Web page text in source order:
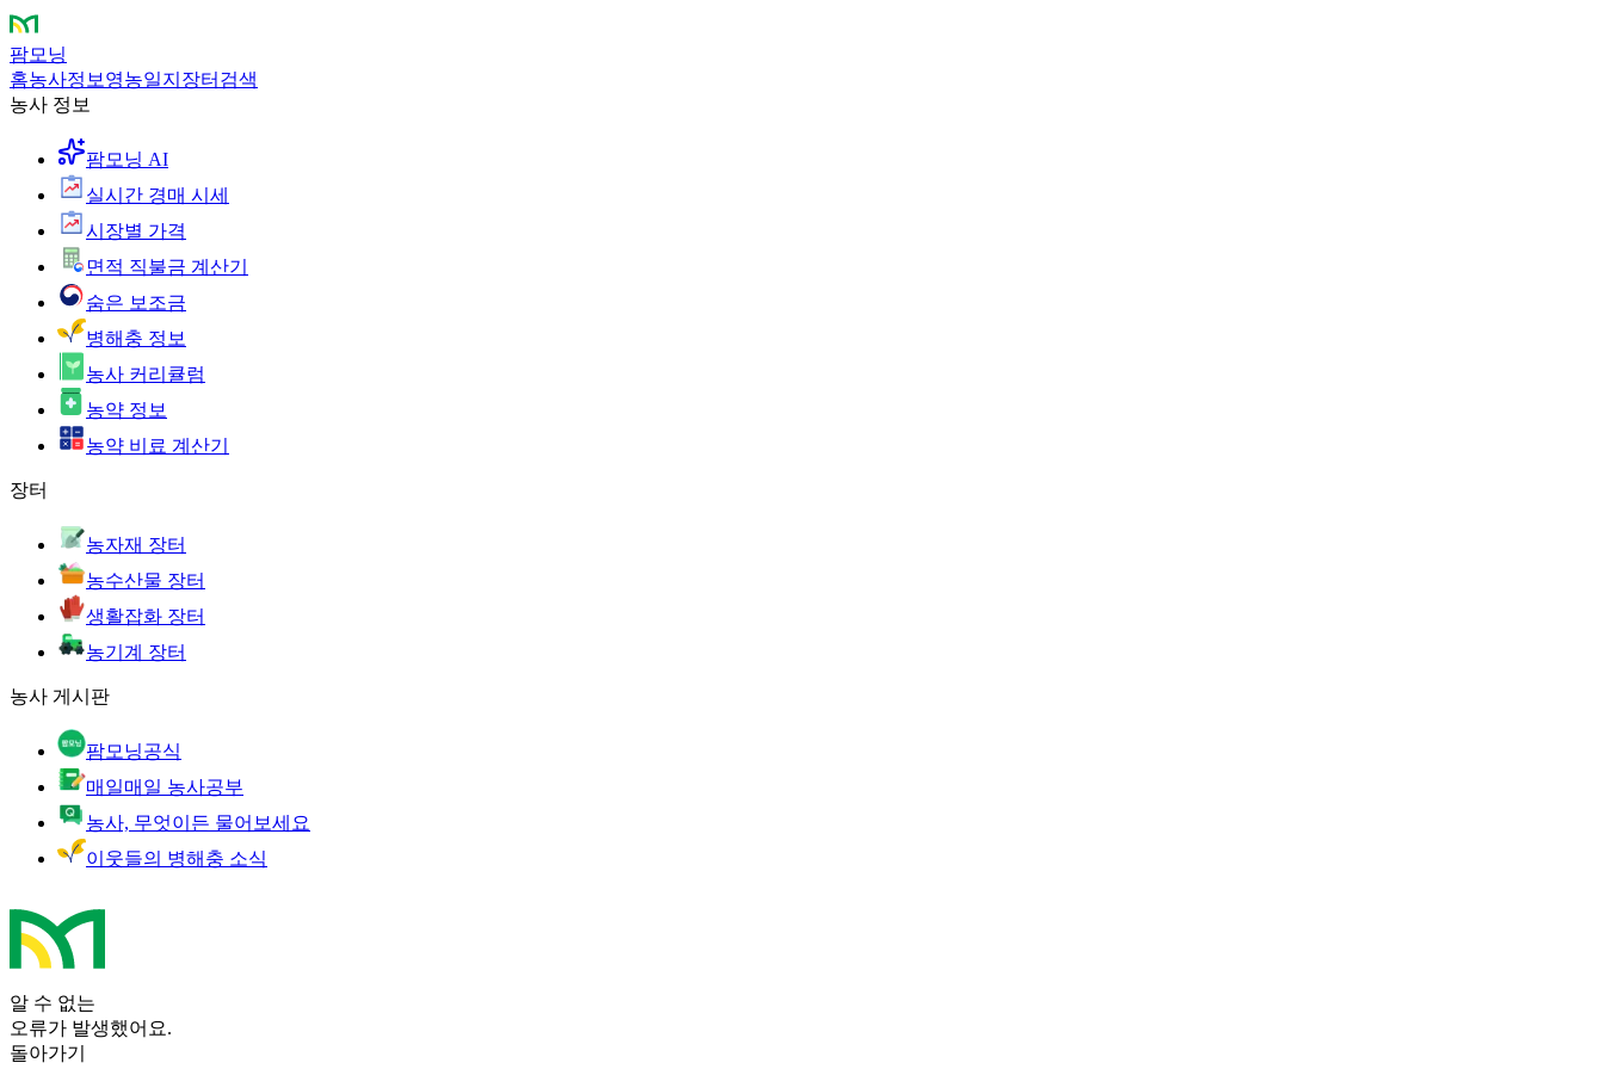
팜모닝
홈농사정보 영농일지 장터 검색
농사 정보
팜모닝 AI
실시간 경매 시세
시장별 가격
면적 직불금 계산기
숨은 보조금
병해충 정보
농사 커리큘럼
농약 정보
농약 비료 계산기
장터
농자재 장터
농수산물 장터
생활잡화 장터
농기계 장터
농사 게시판
팜모닝공식
매일매일 농사공부
농사, 무엇이든 물어보세요
이웃들의 병해충 소식
알 수 없는
오류가 발생했어요.
돌아가기